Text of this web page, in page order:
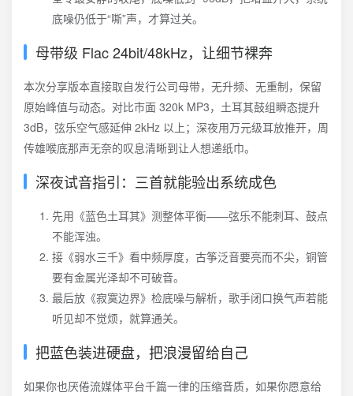
底噪仍低于“嘶”声，才算过关。
母带级 Flac 24bit/48kHz，让细节裸奔
本次分享版本直接取自发行公司母带，无升频、无重制，保留
原始峰值与动态。对比市面 320k MP3，土耳其鼓组瞬态提升
3dB，弦乐空气感延伸 2kHz 以上；深夜用万元级耳放推开，周
传雄喉底那声无奈的叹息清晰到让人想递纸巾。
深夜试音指引：三首就能验出系统成色
先用《蓝色土耳其》测整体平衡——弦乐不能刺耳、鼓点
不能浑浊。
接《弱水三千》看中频厚度，古筝泛音要亮而不尖，铜管
要有金属光泽却不可破音。
最后放《寂寞边界》检底噪与解析，歌手闭口换气声若能
听见却不觉烦，就算通关。
把蓝色装进硬盘，把浪漫留给自己
如果你也厌倦流媒体平台千篇一律的压缩音质，如果你愿意给